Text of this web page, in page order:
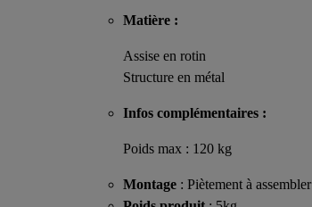
Matière :
Assise en rotin
Structure en métal
Infos complémentaires :
Poids max : 120 kg
Montage : Piètement à assembler